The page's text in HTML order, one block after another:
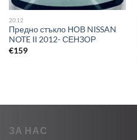
2012
Предно стъкло НОВ NISSAN
NOTE II 2012- СЕНЗОР
€159
ЗА НАС